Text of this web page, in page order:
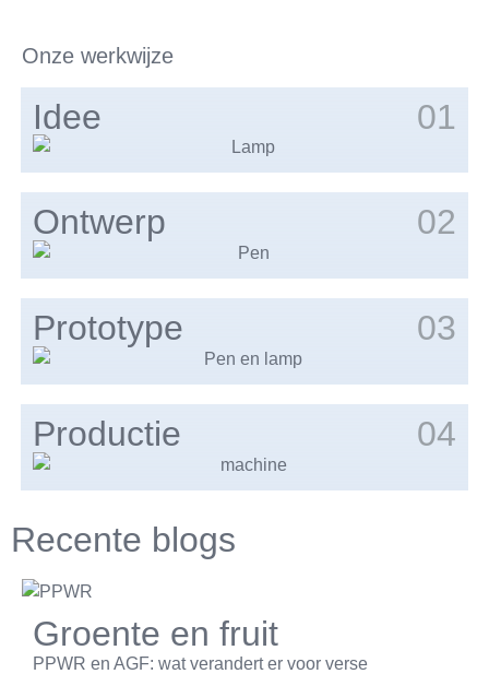
Onze werkwijze
Idee 01
Ontwerp 02
Prototype 03
Productie 04
Recente blogs
Groente en fruit
PPWR en AGF: wat verandert er voor verse